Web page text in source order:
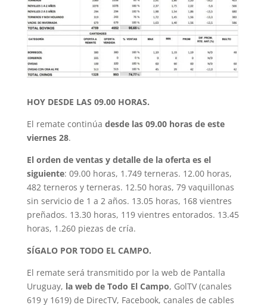
HOY DESDE LAS 09.00 HORAS.
El remate continúa desde las 09.00 horas de este
viernes 28.
El orden de ventas y detalle de la oferta es el
siguiente: 09.00 horas, 1.749 terneras. 12.00 horas,
482 terneros y terneras. 12.50 horas, 79 vaquillonas
sin servicio de 1 a 2 años. 13.05 horas, 168 vientres
preñados. 13.30 horas, 119 vientres entorados. 13.45
horas, 1.260 piezas de cría.
SÍGALO POR TODO EL CAMPO.
El remate será transmitido por la web de Pantalla
Uruguay, la web de Todo El Campo, GolTV (canales
619 y 1619) de DirecTV, Facebook, canales de cables